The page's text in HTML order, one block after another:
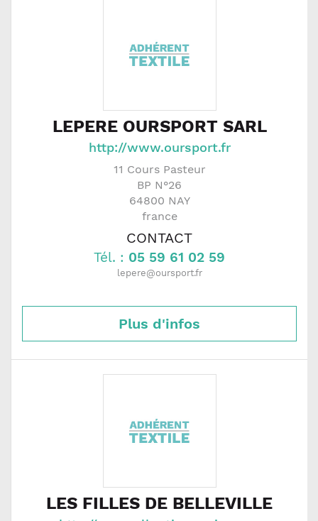
LEPERE OURSPORT SARL
http://www.oursport.fr
11 Cours Pasteur
BP N°26
64800 NAY
france
CONTACT
Tél. : 05 59 61 02 59
lepere@oursport.fr
Plus d'infos
LES FILLES DE BELLEVILLE